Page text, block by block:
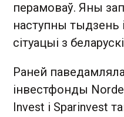
перамоваў. Яны
наступны тыдзень
сітуацыі з
Раней
інвестфонды
Invest і Sparinvest